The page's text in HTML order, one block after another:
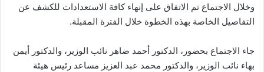
وخلال الاجتماع تم الاتفاق على إنهاء كافة الاستعدادات للكشف عن
التفاصيل الخاصة بهذه الخطوة خلال الفترة المقبلة.
جاء الاجتماع بحضور، الدكتور أحمد ضاهر نائب الوزير، والدكتور أيمن
بهاء نائب الوزير، والدكتور محمد عبد العزيز مساعد رئيس هيئة